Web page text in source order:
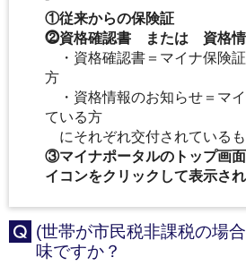
①従来からの保険証
⓶資格確認書 または 資格情
・資格確認書＝マイナ保険
方
・資格情報のお知らせ＝マ
ている方
にそれぞれ交付されている
③マイナポータルのトップ画
イコンをクリックして表示さ
Q
(世帯が市民税非課税の場
味ですか？